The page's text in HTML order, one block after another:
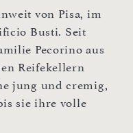
von Pisa, im
Busti. Seit
Pecorino aus
Reifekellern
jung und cremig,
sie ihre volle